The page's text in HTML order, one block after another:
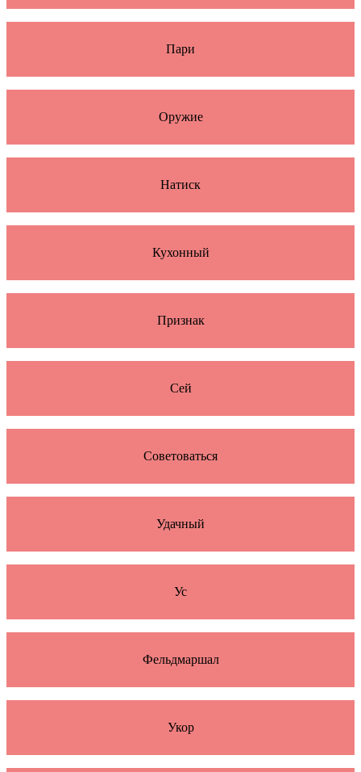
Пари
Оружие
Натиск
Кухонный
Признак
Сей
Советоваться
Удачный
Ус
Фельдмаршал
Укор